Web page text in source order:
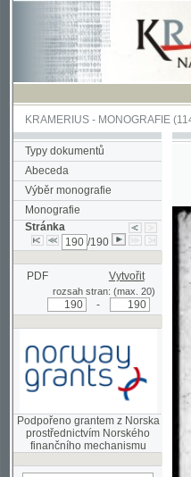
KRAMERIUS-MONOGRAFIE
Typy dokumentů
Abeceda
Výběr monografie
Monografie
Stránka
/190
PDF Vytvořit
rozsah stran: (max. 20)
Podpořeno grantem z Norska
prostřednictvím Norského
hledat na aktuální
stránce